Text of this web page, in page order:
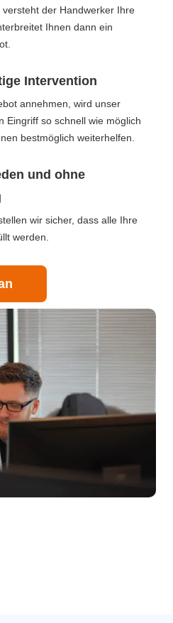
der Handwerker Ihre
Ihnen dann ein
Intervention
annehmen, wird unser
Eingriff so schnell wie möglich
bestmöglich weiterhelfen.
und ohne
wir sicher, dass alle Ihre
werden.